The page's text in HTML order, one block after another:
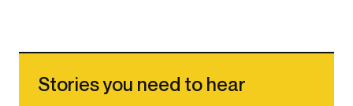
Stories you need to hear